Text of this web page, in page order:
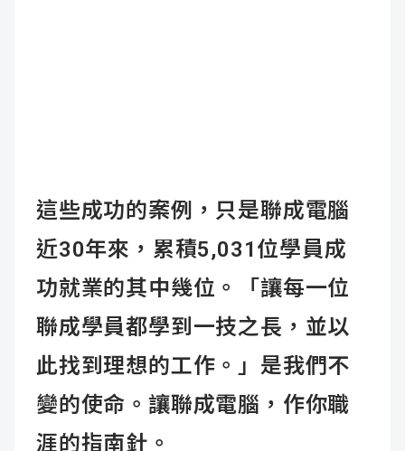
這些成功的案例，只是聯成電腦
近30年來，累積5,031位學員成
功就業的其中幾位。「讓每一位
聯成學員都學到一技之長，並以
此找到理想的工作。」是我們不
變的使命。讓聯成電腦，作你職
涯的指南針。